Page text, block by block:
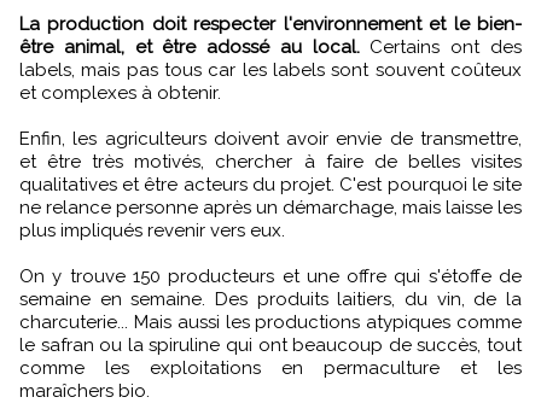
La production doit respecter l'environnement et le bien-
être animal, et être adossé au local.Certains ont des
labels, mais pas tous car les labels sont souvent coûteux
et complexes à obtenir.
Enfin, les agriculteurs doivent avoir envie de transmettre,
et être très motivés, chercher à faire de belles visites
qualitatives et être acteurs du projet. C'est pourquoi le site
ne relance personne après un démarchage, mais laisse les
plus impliqués revenir vers eux.
On y trouve 150 producteurs et une offre qui s'étoffe de
semaine en semaine. Des produits laitiers, du vin, de la
charcuterie... Mais aussi les productions atypiques comme
le safran ou la spiruline qui ont beaucoup de succès, tout
comme les exploitations en permaculture et les
maraîchers bio.